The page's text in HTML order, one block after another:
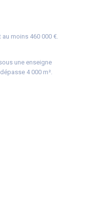
moins 460 000 €.
une enseigne
4 000 m².